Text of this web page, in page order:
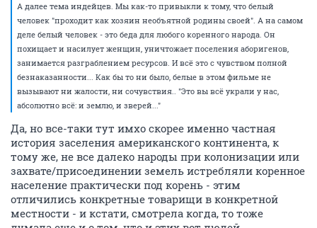
А далее тема индейцев. Мы как-то привыкли к тому, что белый
человек "проходит как хозяин необъятной родины своей". А на самом
деле белый человек - это беда для любого коренного народа. Он
похищает и насилует женщин, уничтожает поселения аборигенов,
занимается разграблением ресурсов. И всё это с чувством полной
безнаказанности... Как бы то ни было, белые в этом фильме не
вызывают ни жалости, ни сочувствия.. "Это вы всё украли у нас,
абсолютно всё: и землю, и зверей..."
Да, но все-таки тут имхо скорее именно частная
история заселения американского континента, к
тому же, не все далеко народы при колонизации или
захвате/присоединении земель истребляли коренное
население практически под корень - этим
отличились конкретные товарищи в конкретной
местности - и кстати, смотрела когда, то тоже